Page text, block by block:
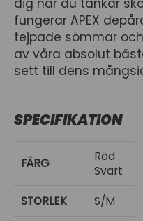
dig när du tankar
fungerar APEX
tejpade sömmar
av våra absolut
sett till dens
SPECIFIKATION
FÄRG
Röd
Svart
STORLEK S/M